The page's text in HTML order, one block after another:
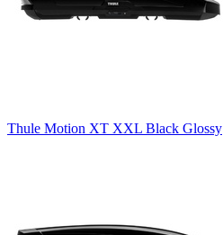
Thule Motion XT XXL Black Glossy